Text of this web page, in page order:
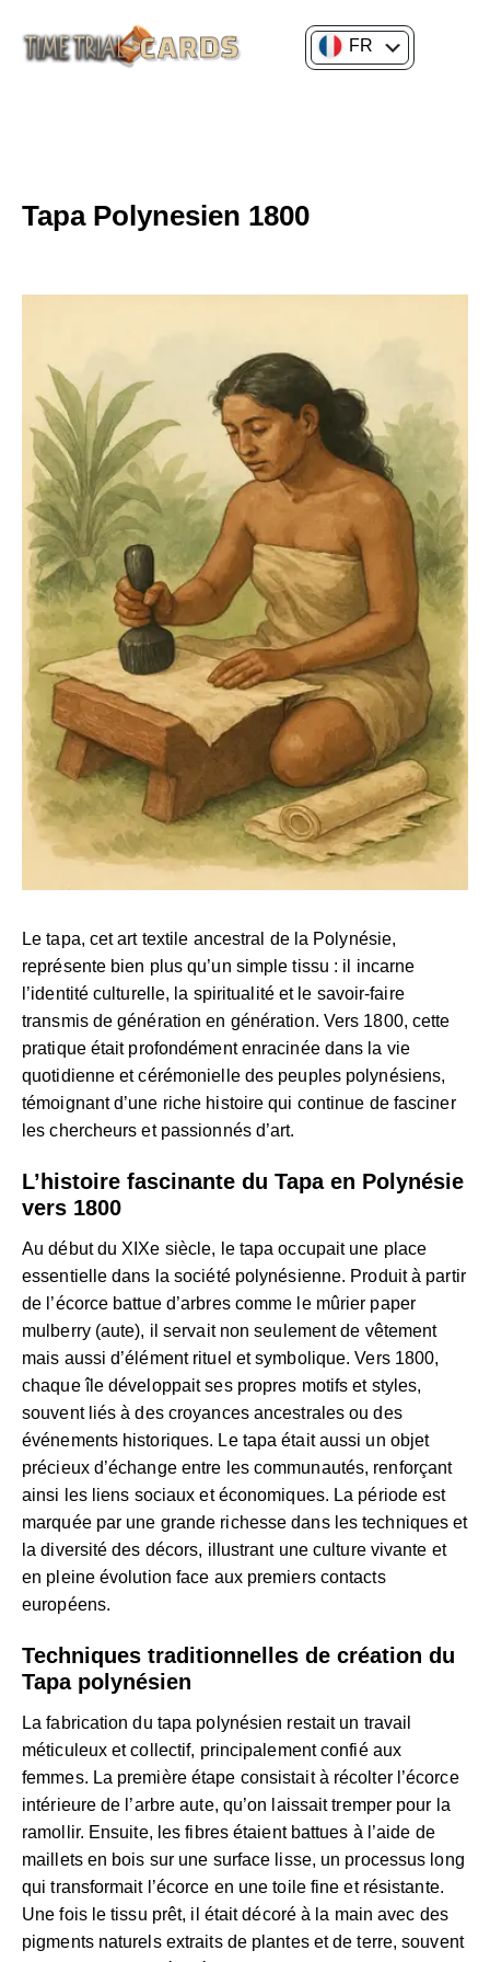
FR
Tapa Polynesien 1800
Le tapa, cet art textile ancestral de la Polynésie,
représente bien plus qu’un simple tissu : il incarne
l’identité culturelle, la spiritualité et le savoir-faire
transmis de génération en génération. Vers 1800, cette
pratique était profondément enracinée dans la vie
quotidienne et cérémonielle des peuples polynésiens,
témoignant d’une riche histoire qui continue de fasciner
les chercheurs et passionnés d’art.
L’histoire fascinante du Tapa en Polynésie
vers 1800
Au début du XIXe siècle, le tapa occupait une place
essentielle dans la société polynésienne. Produit à partir
de l’écorce battue d’arbres comme le mûrier paper
mulberry (aute), il servait non seulement de vêtement
mais aussi d’élément rituel et symbolique. Vers 1800,
chaque île développait ses propres motifs et styles,
souvent liés à des croyances ancestrales ou des
événements historiques. Le tapa était aussi un objet
précieux d’échange entre les communautés, renforçant
ainsi les liens sociaux et économiques. La période est
marquée par une grande richesse dans les techniques et
la diversité des décors, illustrant une culture vivante et
en pleine évolution face aux premiers contacts
européens.
Techniques traditionnelles de création du
Tapa polynésien
La fabrication du tapa polynésien restait un travail
méticuleux et collectif, principalement confié aux
femmes. La première étape consistait à récolter l’écorce
intérieure de l’arbre aute, qu’on laissait tremper pour la
ramollir. Ensuite, les fibres étaient battues à l’aide de
maillets en bois sur une surface lisse, un processus long
qui transformait l’écorce en une toile fine et résistante.
Une fois le tissu prêt, il était décoré à la main avec des
pigments naturels extraits de plantes et de terre, souvent